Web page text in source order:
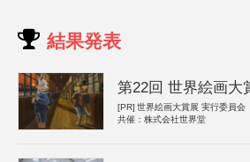
結果発表
第22回 世界絵画大
[PR] 世界絵画大賞展 実行委員会
共催：株式会社世界堂